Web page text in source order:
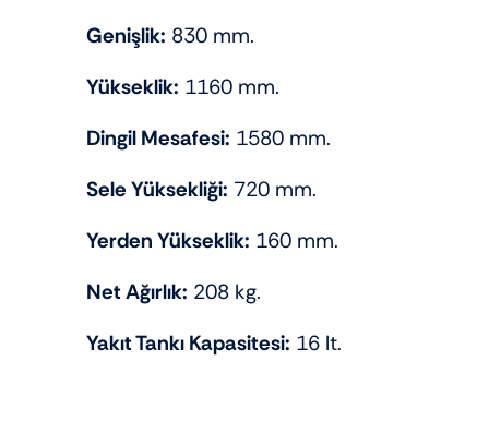
Genişlik: 830 mm.
Yükseklik: 1160 mm.
Dingil Mesafesi: 1580 mm.
Sele Yüksekliği: 720 mm.
Yerden Yükseklik: 160 mm.
Net Ağırlık: 208 kg.
Yakıt Tankı Kapasitesi: 16 lt.